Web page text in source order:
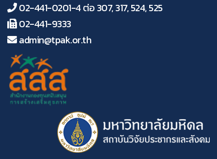
02-441-0201-4 ต่อ 307, 317, 524, 525
02-441-9333
admin@tpak.or.th